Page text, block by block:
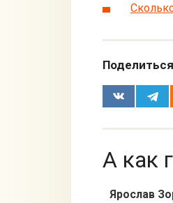
А как
Ярослав